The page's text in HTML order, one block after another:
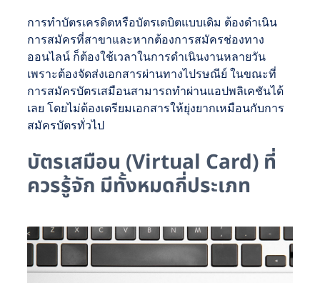
การทำบัตรเครดิตหรือบัตรเดบิตแบบเดิม ต้องดำเนิน
การสมัครที่สาขาและหากต้องการสมัครช่องทาง
ออนไลน์ ก็ต้องใช้เวลาในการดำเนินงานหลายวัน
เพราะต้องจัดส่งเอกสารผ่านทางไปรษณีย์ ในขณะที่
การสมัครบัตรเสมือนสามารถทำผ่านแอปพลิเคชันได้
เลย โดยไม่ต้องเตรียมเอกสารให้ยุ่งยากเหมือนกับการ
สมัครบัตรทั่วไป
บัตรเสมือน (Virtual Card) ที่
ควรรู้จัก มีทั้งหมดกี่ประเภท